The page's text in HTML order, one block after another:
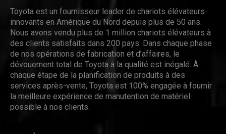
Toyota est un fournisseur leader de chariots élévateurs
innovants en Amérique du Nord depuis plus de 50 ans.
Nous avons vendu plus de 1 million chariots élévateurs à
des clients satisfaits dans 200 pays. Dans chaque phase
de nos opérations de fabrication et d’affaires, le
dévouement total de Toyota à la qualité est inégalé. À
chaque étape de la planification de produits à des
services après-vente, Toyota est 100% engagée à fournir
la meilleure expérience de manutention de matériel
possible à nos clients.